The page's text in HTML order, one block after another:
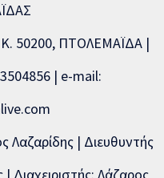
50200, ΠΤΟΛΕΜΑΪΔΑ |
| e-mail:
| Διευθυντής